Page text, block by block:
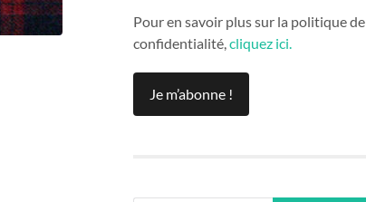
Pour en savoir plus sur la politique de
confidentialité, cliquez ici.